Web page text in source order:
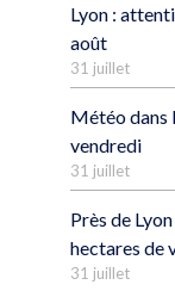
Lyon :
août
31 juillet
Météo dans
vendredi
31 juillet
Près de
hectares de
31 juillet